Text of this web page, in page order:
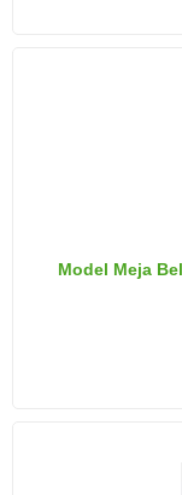
Model Meja